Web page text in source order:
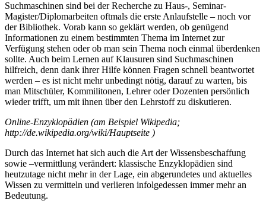
Suchmaschinen sind bei der Recherche zu Haus-, Seminar-
Magister/Diplomarbeiten oftmals die erste Anlaufstelle – noch vor
der Bibliothek. Vorab kann so geklärt werden, ob genügend
Informationen zu einem bestimmten Thema im Internet zur
Verfügung stehen oder ob man sein Thema noch einmal überdenken
sollte. Auch beim Lernen auf Klausuren sind Suchmaschinen
hilfreich, denn dank ihrer Hilfe können Fragen schnell beantwortet
werden – es ist nicht mehr unbedingt nötig, darauf zu warten, bis
man Mitschüler, Kommilitonen, Lehrer oder Dozenten persönlich
wieder trifft, um mit ihnen über den Lehrstoff zu diskutieren.
Online-Enzyklopädien (am Beispiel Wikipedia;
http://de.wikipedia.org/wiki/Hauptseite )
Durch das Internet hat sich auch die Art der Wissensbeschaffung
sowie –vermittlung verändert: klassische Enzyklopädien sind
heutzutage nicht mehr in der Lage, ein abgerundetes und aktuelles
Wissen zu vermitteln und verlieren infolgedessen immer mehr an
Bedeutung.